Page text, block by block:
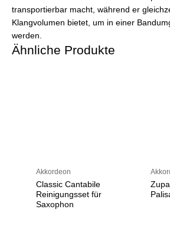
transportierbar macht, während er
Klangvolumen bietet, um in einer
werden.
Ähnliche Produkte
Akkordeon
Classic Cantabile
Reinigungsset für
Saxophon